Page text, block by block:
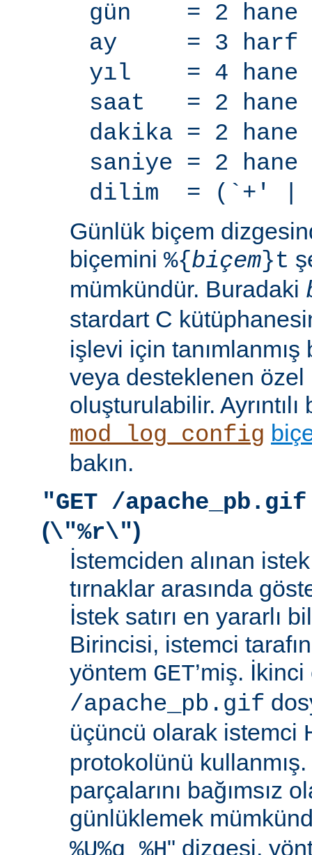
gün = 2 hane
ay = 3 harf
yıl = 4 hane
saat = 2 hane
dakika = 2 hane
saniye = 2 hane
dilim = (`+' |
Günlük biçem
biçemini %{ biçem }t
mümkündür. Buradaki
stardart C
işlevi için
veya desteklenen
oluşturulabilir.
mod_log_config
bakın.
"GET /
(\"%r\")
İstemciden alınan istek
tırnaklar arasında
İstek satırı en yararlı
Birincisi, istemci
yöntem GET’miş.
/apache_pb.gif
üçüncü olarak istemci
protokolünü kullanmış.
parçalarını bağımsız
günlüklemek
" dizgesi,